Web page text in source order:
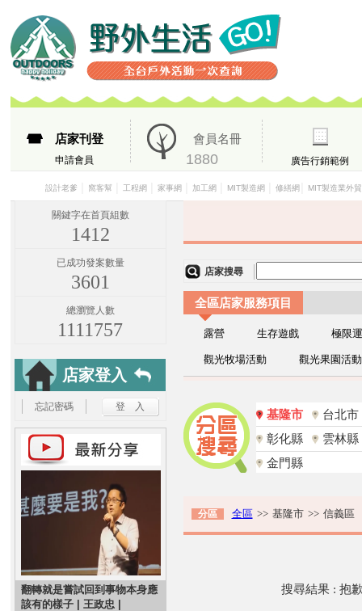
店家刊登
申請會員
會員名冊
1880 廣告行銷範例
設計老爹 窩客幫 工程網 家事網 加工網 MIT製造網 修繕網 MIT製造業外
關鍵字在首頁組數
1412
已成功發案數量
3601
總瀏覽人數
1111757
店家登入
忘記密碼
翻轉就是嘗試回到事物本身應
該有的樣子 | 王政忠 |
店家搜尋
全區店家服務項目
露營 生存遊戲 極限
觀光牧場活動 觀光果園活動
基隆市
台北市
彰化縣
雲林縣
金門縣
分區 全區 >> 基隆市 >> 信義區
搜尋結果 : 抱